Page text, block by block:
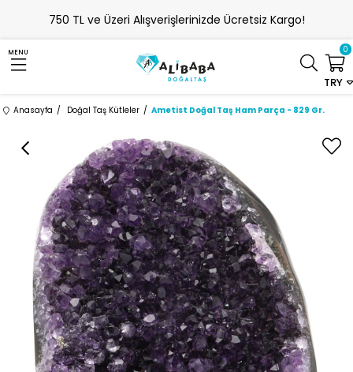
750 TL ve Üzeri Alışverişlerinizde Ücretsiz Kargo!
MENU
TRY
0
Anasayfa Doğal Taş Kütleler Ametist Doğal Taş Ham Parça - 829 Gr.